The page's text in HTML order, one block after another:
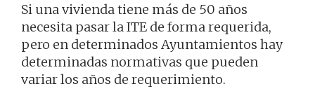
Si una vivienda tiene más de 50 años
necesita pasar la ITE de forma requerida,
pero en determinados Ayuntamientos hay
determinadas normativas que pueden
variar los años de requerimiento.